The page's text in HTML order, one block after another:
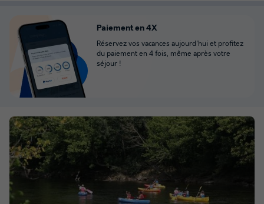
Paiement en 4X
Réservez vos vacances aujourd'hui et profitez
du paiement en 4 fois, même après votre
séjour !